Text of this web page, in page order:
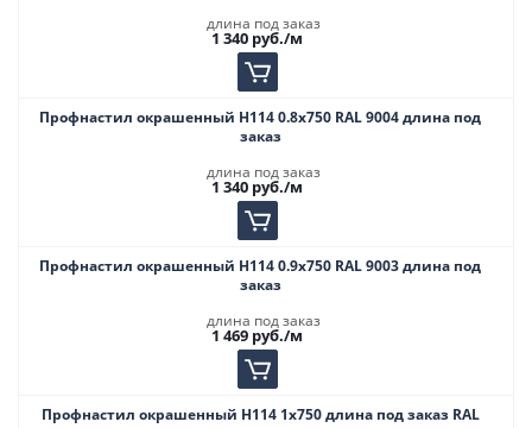
длина под заказ
1 340 руб./м
Профнастил окрашенный Н114 0.8х750 RAL 9004 длина под
заказ
длина под заказ
1 340 руб./м
Профнастил окрашенный Н114 0.9х750 RAL 9003 длина под
заказ
длина под заказ
1 469 руб./м
Профнастил окрашенный Н114 1х750 длина под заказ RAL